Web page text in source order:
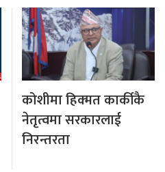
कोशीमा हिक्मत कार्कीकै
नेतृत्वमा सरकारलाई
निरन्तरता